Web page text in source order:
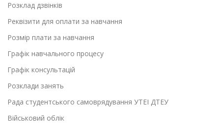
Розклад дзвінків
Реквізити для оплати за навчання
Розмір плати за навчання
Графік навчального процесу
Графік консультацій
Розклади занять
Рада студентського самоврядування УТЕІ ДТЕУ
Військовий облік